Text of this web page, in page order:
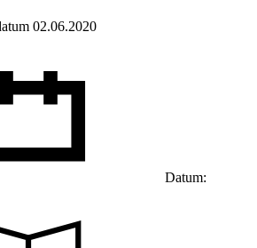
02.06.2020
Datum: